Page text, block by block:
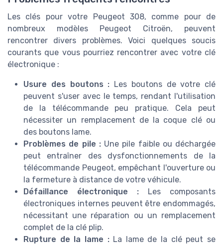
Les clés pour votre Peugeot 308, comme pour de
nombreux modèles Peugeot Citroën, peuvent
rencontrer divers problèmes. Voici quelques soucis
courants que vous pourriez rencontrer avec votre clé
électronique :
Usure des boutons : Les boutons de votre clé
peuvent s'user avec le temps, rendant l'utilisation
de la télécommande peu pratique. Cela peut
nécessiter un remplacement de la coque clé ou
des boutons lame.
Problèmes de pile :Une pile faible ou déchargée
peut entraîner des dysfonctionnements de la
télécommande Peugeot, empêchant l'ouverture ou
la fermeture à distance de votre véhicule.
Défaillance électronique : Les composants
électroniques internes peuvent être endommagés,
nécessitant une réparation ou un remplacement
complet de la clé plip.
Rupture de la lame :La lame de la clé peut se